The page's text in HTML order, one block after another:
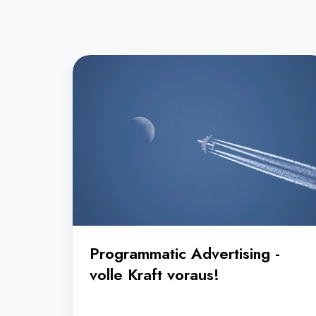
Programmatic
Programmatic Advertising -
volle Kraft voraus!